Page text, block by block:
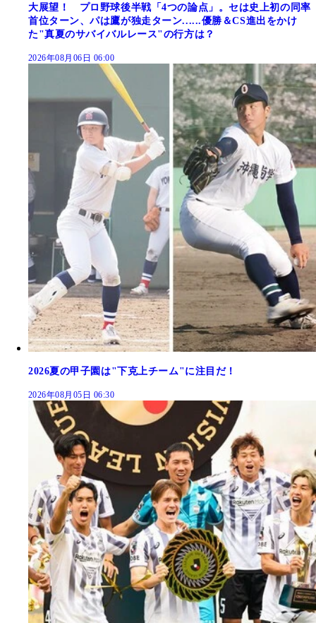
大展望！ プロ野球後半戦「4つの論点」。セは史上初の同率
首位ターン、パは鷹が独走ターン......優勝＆CS進出をかけ
た"真夏のサバイバルレース"の行方は？
2026年08月06日 06:00
2026夏の甲子園は"下克上チーム"に注目だ！
2026年08月05日 06:30